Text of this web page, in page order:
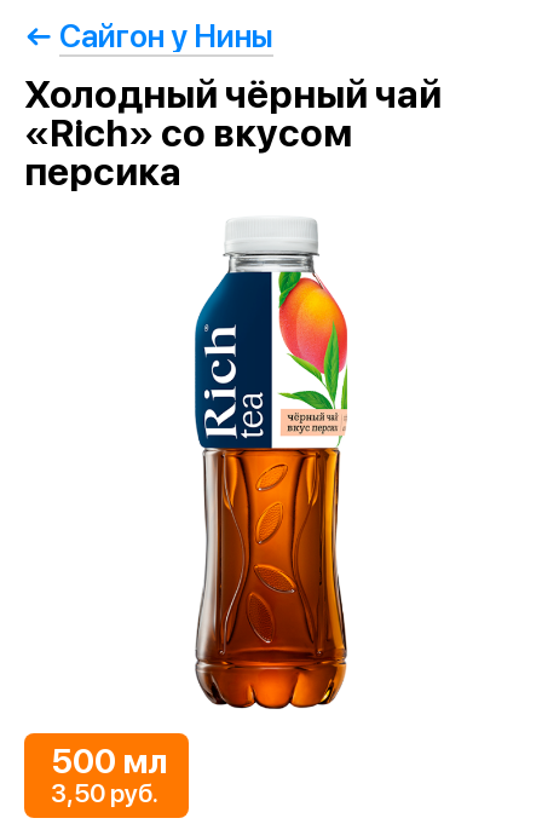
Сайгон у Нины
Холодный чёрный чай
«Rich» со вкусом
персика
500 мл
3,50 руб.